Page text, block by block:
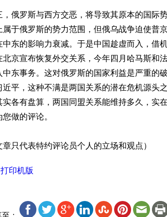
，俄罗斯与西方交恶，将导致其原本的国际
属于俄罗斯的势力范围，但俄乌战争迫使普
中东的影响力衰减。于是中国趁虚而入，借
北京宣布恢复外交关系，今年四月哈马斯和
中东事务。这对俄罗斯的国家利益是严重的
近平，这种不满是两国关系的潜在危机源头
实各有盘算，两国同盟关系能维持多久，实
您做的评论。
章只代表特约评论员个人的立场和观点）
打印机版
：